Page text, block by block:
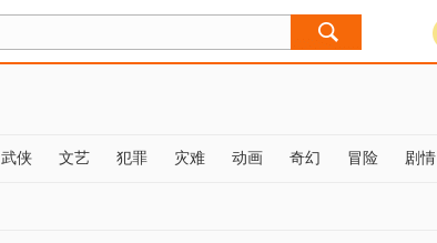
武侠 文艺 犯罪 灾难 动画 奇幻 冒险 剧情